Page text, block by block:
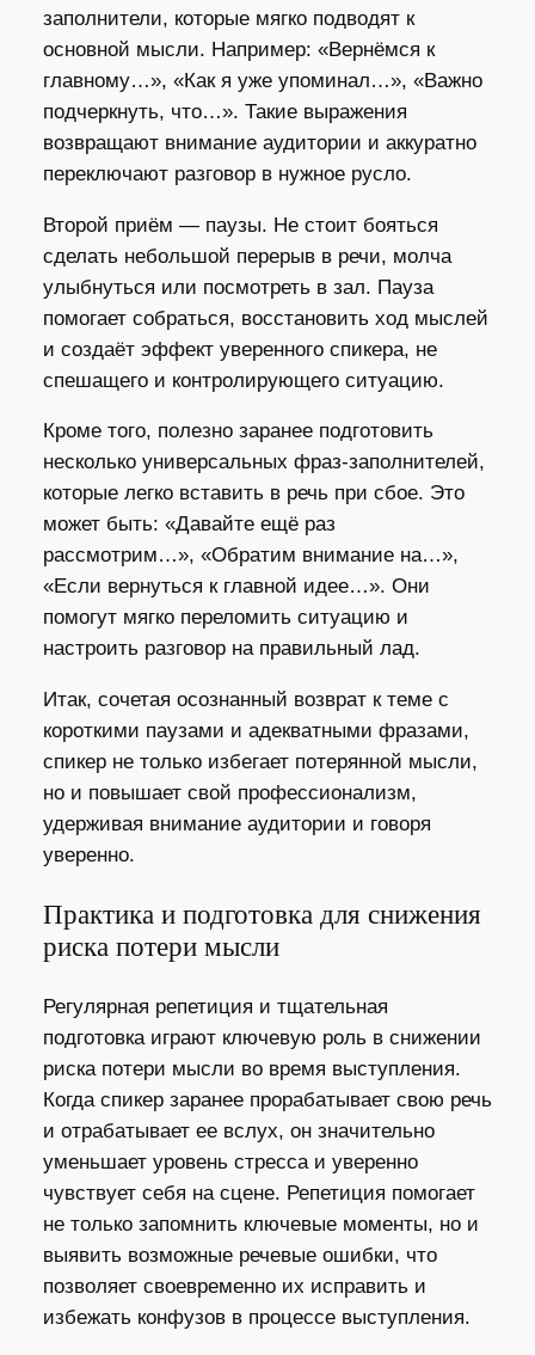
заполнители, которые мягко подводят к
основной мысли. Например: «Вернёмся к
главному…», «Как я уже упоминал…», «Важно
подчеркнуть, что…». Такие выражения
возвращают внимание аудитории и аккуратно
переключают разговор в нужное русло.
Второй приём — паузы. Не стоит бояться
сделать небольшой перерыв в речи, молча
улыбнуться или посмотреть в зал. Пауза
помогает собраться, восстановить ход мыслей
и создаёт эффект уверенного спикера, не
спешащего и контролирующего ситуацию.
Кроме того, полезно заранее подготовить
несколько универсальных фраз-заполнителей,
которые легко вставить в речь при сбое. Это
может быть: «Давайте ещё раз
рассмотрим…», «Обратим внимание на…»,
«Если вернуться к главной идее…». Они
помогут мягко переломить ситуацию и
настроить разговор на правильный лад.
Итак, сочетая осознанный возврат к теме с
короткими паузами и адекватными фразами,
спикер не только избегает потерянной мысли,
но и повышает свой профессионализм,
удерживая внимание аудитории и говоря
уверенно.
Практика и подготовка для снижения
риска потери мысли
Регулярная репетиция и тщательная
подготовка играют ключевую роль в снижении
риска потери мысли во время выступления.
Когда спикер заранее прорабатывает свою речь
и отрабатывает ее вслух, он значительно
уменьшает уровень стресса и уверенно
чувствует себя на сцене. Репетиция помогает
не только запомнить ключевые моменты, но и
выявить возможные речевые ошибки, что
позволяет своевременно их исправить и
избежать конфузов в процессе выступления.